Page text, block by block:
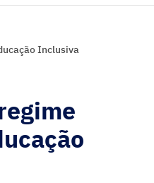
Inclusiva